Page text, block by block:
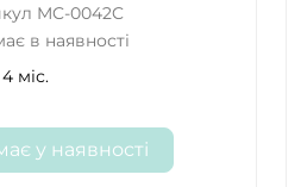
MC-0042C
в наявності
міс.
у наявності